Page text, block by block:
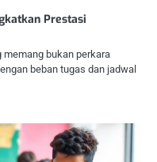
Prestasi
bukan perkara
beban tugas dan jadwal